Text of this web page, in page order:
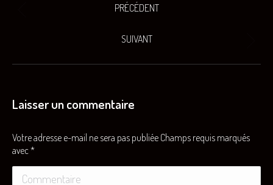
PRÉCÉDENT
précédent
SUIVANT
similaires
Laisser un commentaire
Votre adresse e-mail ne sera pas publiée Champs requis marqués
avec*
Commentaire